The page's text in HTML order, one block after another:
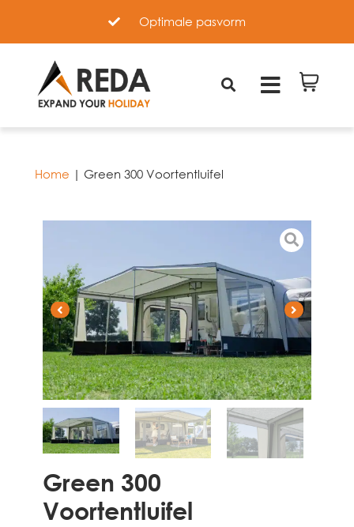
Optimale pasvorm
Home | Green 300 Voortentluifel
Green 300
Voortentluifel